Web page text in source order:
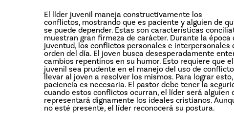
El líder juvenil maneja constructivamente los
conflictos, mostrando que es paciente y alguien de
se puede depender. Estas son características
muestran gran firmeza de carácter. Durante la época
juventud, los conflictos personales e interpersonales
orden del día. El joven busca desesperadamente
cambios repentinos en su humor. Esto requiere que
juvenil sea prudente en el manejo del uso de
llevar al joven a resolver los mismos. Para lograr
paciencia es necesaria. El pastor debe tener la
cuando estos conflictos ocurran, el líder será alguien
representará dignamente los ideales cristianos.
no esté presente, el líder reconocerá su postura.